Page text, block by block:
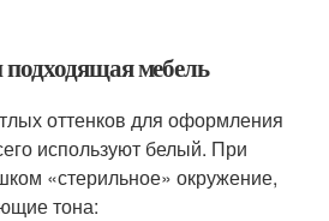
мебель
оттенков для оформления
используют белый. При
«стерильное» окружение,
тона: